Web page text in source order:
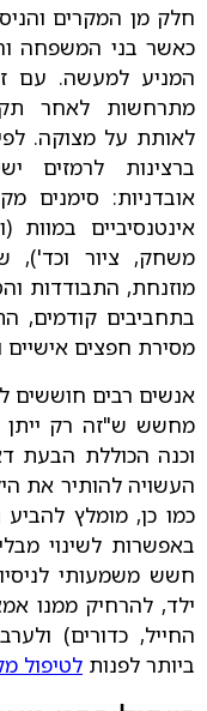
חלק מן המקרים
כאשר בני המשפחה
המניע למעשה. עם
מתרחשות לאחר
לאותת על מצוקה.
ברצינות לרמזים
אובדניות: סימנים
אינטנסיביים
משחק, ציור וכד'),
מוזנחת, התבודדות
בתחביבים קודמים,
מסירת חפצים
אנשים רבים חוששים
מחשש ש"זה רק ייתן
וכנה הכוללת הבעת
העשויה להותיר את
כמו כן, מומלץ
באפשרות לשינוי
חשש משמעותי
ילד, להרחיק ממנו
החייל, כדורים)
ביותר לפנות לטיפול